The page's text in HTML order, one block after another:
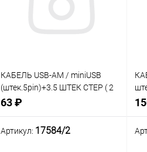
КАБЕЛЬ USB-AM / miniUSB
(штек.5pin)+3.5 ШТЕК СТЕР ( 2
в 1 ) 0,45м Орбита BS-3046
63 ₽
Артикул: 17584/2